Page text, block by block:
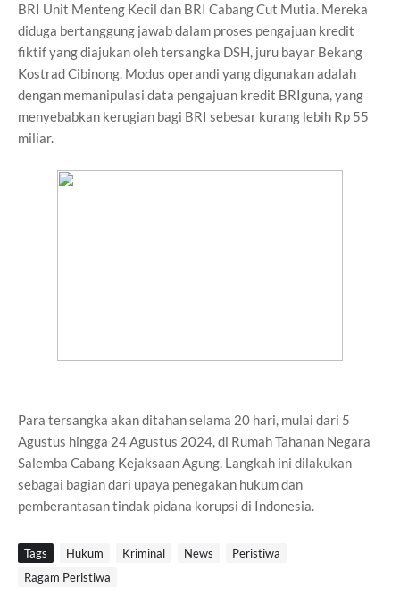
BRI Unit Menteng Kecil dan BRI Cabang Cut Mutia. Mereka
diduga bertanggung jawab dalam proses pengajuan kredit
fiktif yang diajukan oleh tersangka DSH, juru bayar Bekang
Kostrad Cibinong. Modus operandi yang digunakan adalah
dengan memanipulasi data pengajuan kredit BRIguna, yang
menyebabkan kerugian bagi BRI sebesar kurang lebih Rp 55
miliar.
Para tersangka akan ditahan selama 20 hari, mulai dari 5
Agustus hingga 24 Agustus 2024, di Rumah Tahanan Negara
Salemba Cabang Kejaksaan Agung. Langkah ini dilakukan
sebagai bagian dari upaya penegakan hukum dan
pemberantasan tindak pidana korupsi di Indonesia.
Tags Hukum Kriminal News
Peristiwa
Ragam Peristiwa